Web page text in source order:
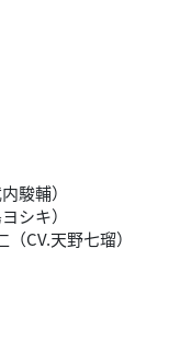
駿輔）
シキ）
CV.天野七瑠）